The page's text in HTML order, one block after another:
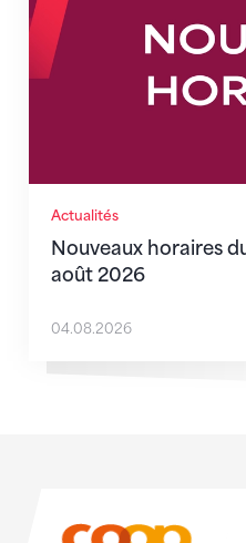
Actualités
Nouveaux horaires
août 2026
04.08.2026